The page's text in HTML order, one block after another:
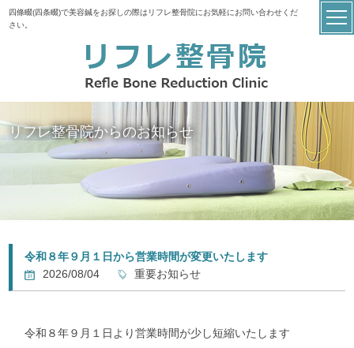
四條畷(四条畷)で美容鍼をお探しの際はリフレ整骨院にお気軽にお問い合わせくだ
さい。
リフレ整骨院からのお知らせ
令和８年９月１日から営業時間が変更いたします
2026/08/04
重要お知らせ
令和８年９月１日より営業時間が少し短縮いたします